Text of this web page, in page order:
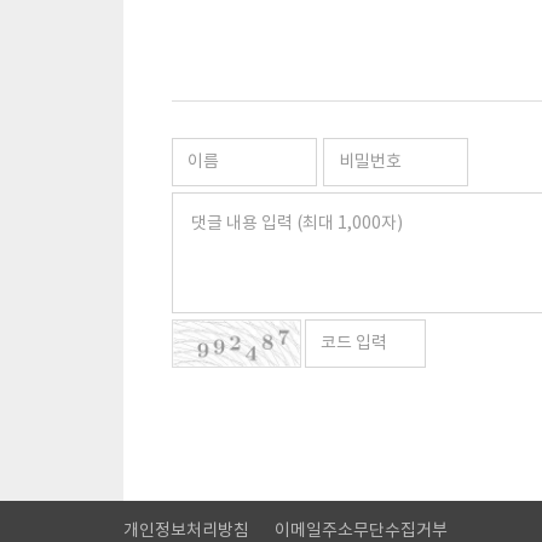
개인정보처리방침 이메일주소무단수집거부